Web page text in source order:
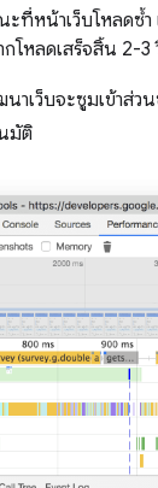
ที่หน้าเว็บโหลดซ้
โหลดเสร็จสิ้น 2-3
าเว็บจะซูมเข้าส่
มัติ